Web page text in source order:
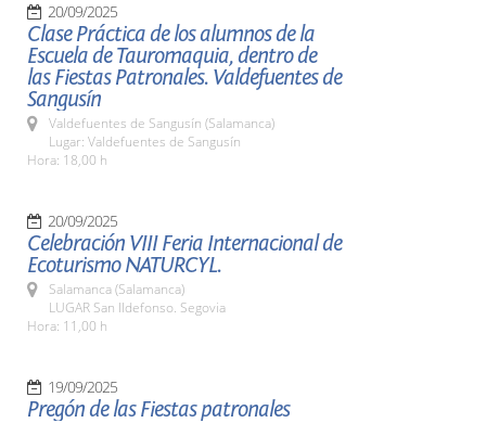
20/09/2025
Clase Práctica de los alumnos de la
Escuela de Tauromaquia, dentro de
las Fiestas Patronales. Valdefuentes de
Sangusín
Valdefuentes de Sangusín (Salamanca)
Lugar: Valdefuentes de Sangusín
Hora: 18,00 h
20/09/2025
Celebración VIII Feria Internacional de
Ecoturismo NATURCYL.
Salamanca (Salamanca)
LUGAR San Ildefonso. Segovia
Hora: 11,00 h
19/09/2025
Pregón de las Fiestas patronales